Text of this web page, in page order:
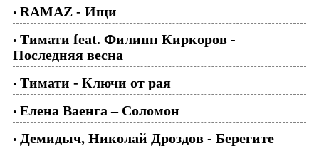
• RAMAZ - Ищи
• Тимати feat. Филипп Киркоров -
Последняя весна
• Тимати - Ключи от рая
• Елена Ваенга – Соломон
• Демидыч, Николай Дроздов - Берегите